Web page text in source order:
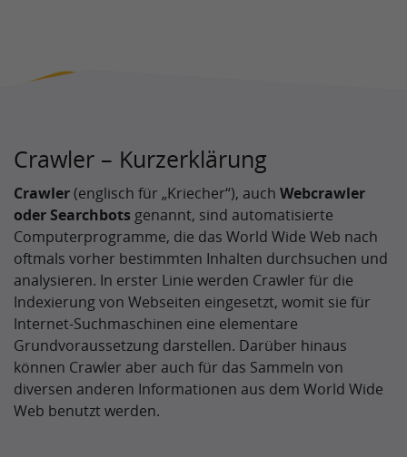
Crawler – Kurzerklärung
Crawler(englisch für „Kriecher“), auch Webcrawler
oder Searchbots genannt, sind automatisierte
Computerprogramme, die das World Wide Web nach
oftmals vorher bestimmten Inhalten durchsuchen und
analysieren. In erster Linie werden Crawler für die
Indexierung von Webseiten eingesetzt, womit sie für
Internet-Suchmaschinen eine elementare
Grundvoraussetzung darstellen. Darüber hinaus
können Crawler aber auch für das Sammeln von
diversen anderen Informationen aus dem World Wide
Web benutzt werden.